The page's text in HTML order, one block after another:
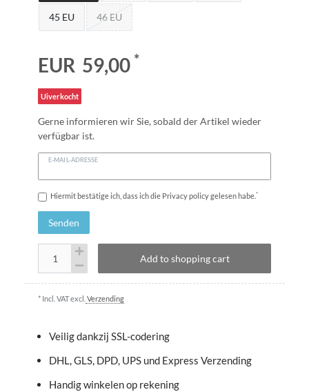
45 EU 46 EU
EUR 59,00 *
Uiverkocht
Gerne informieren wir Sie, sobald der Artikel wieder
verfügbar ist.
E-MAIL-ADRESSE
Hiermit bestätige ich, dass ich die Privacy policygelesen habe. *
Senden
Add to shopping cart
* Incl. VAT excl. Verzending
Veilig dankzij SSL-codering
DHL, GLS, DPD, UPS und Express Verzending
Handig winkelen op rekening